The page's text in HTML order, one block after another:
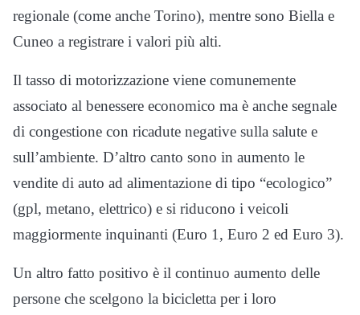
regionale (come anche Torino), mentre sono Biella e
Cuneo a registrare i valori più alti.
Il tasso di motorizzazione viene comunemente
associato al benessere economico ma è anche segnale
di congestione con ricadute negative sulla salute e
sull’ambiente. D’altro canto sono in aumento le
vendite di auto ad alimentazione di tipo “ecologico”
(gpl, metano, elettrico) e si riducono i veicoli
maggiormente inquinanti (Euro 1, Euro 2 ed Euro 3).
Un altro fatto positivo è il continuo aumento delle
persone che scelgono la bicicletta per i loro